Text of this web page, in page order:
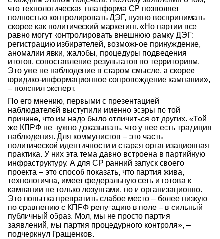
что технологическая платформа СР позволяет
полностью контролировать ДЭГ, нужно воспринимать
скорее как политический маркетинг. «Но партии все
равно могут контролировать внешнюю рамку ДЭГ:
регистрацию избирателей, возможное принуждение,
аномалии явки, жалобы, процедуры подведения
итогов, сопоставление результатов по территориям.
Это уже не наблюдение в старом смысле, а скорее
юридико-информационное сопровождение кампании»,
– пояснил эксперт.
По его мнению, первыми с презентацией
наблюдателей выступили именно эсэры по той
причине, что им надо было отличиться от других. «Той
же КПРФ не нужно доказывать, что у нее есть традиция
наблюдения. Для коммунистов – это часть
политической идентичности и старая организационная
практика. У них эта тема давно встроена в партийную
инфраструктуру. А для СР ранний запуск своего
проекта – это способ показать, что партия жива,
технологична, имеет федеральную сеть и готова к
кампании не только лозунгами, но и организационно.
Это попытка превратить слабое место – более низкую
по сравнению с КПРФ репутацию в поле – в сильный
публичный образ. Мол, мы не просто партия
заявлений, мы партия процедурного контроля», –
подчеркнул Гращенков.